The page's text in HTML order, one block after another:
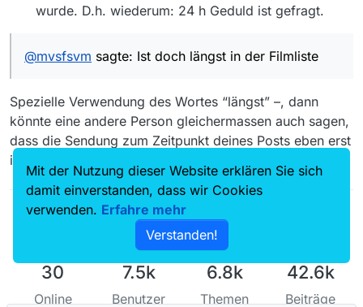
wurde. D.h. wiederum: 24 h Geduld ist gefragt.
@mvsfsvm sagte: Ist doch längst in der Filmliste
Spezielle Verwendung des Wortes “längst” –, dann
könnte eine andere Person gleichermassen auch sagen,
dass die Sendung zum Zeitpunkt deines Posts eben erst
in der Filmliste aufgetaucht ist…
30
Online
7.5k
Benutzer
6.8k
Themen
42.6k
Beiträge
Mit der Nutzung dieser Website erklären Sie sich
damit einverstanden, dass wir Cookies
verwenden. Erfahre mehr
Verstanden!